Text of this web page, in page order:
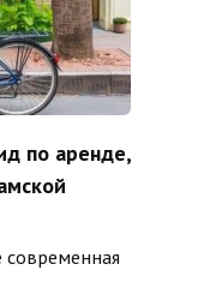
по аренде,